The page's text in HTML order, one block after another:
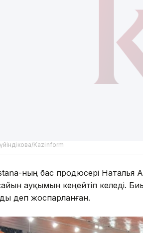
Kazinform
ның бас продюсері
ауқымын кеңейтіп келеді.
деп жоспарланған.